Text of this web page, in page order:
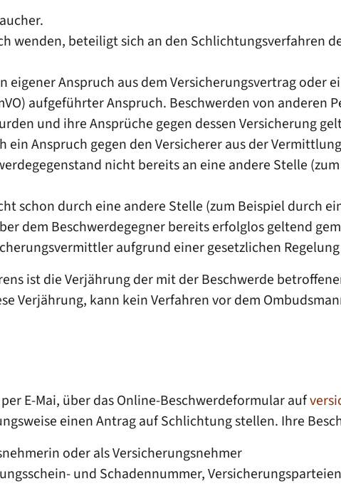
wenden, beteiligt sich an den Schlichtungsverfahren
eigener Anspruch aus dem Versicherungsvertrag oder
aufgeführter Anspruch. Beschwerden von anderen
und ihre Ansprüche gegen dessen Versicherung
ein Anspruch gegen den Versicherer aus der
nicht bereits an eine andere Stelle
schon durch eine andere Stelle (zum Beispiel durch
dem Beschwerdegegner bereits erfolglos geltend
aufgrund einer gesetzlichen
ist die Verjährung der mit der Beschwerde
Verjährung, kann kein Verfahren vor dem
E-Mai, über das Online-Beschwerdeformular auf
einen Antrag auf Schlichtung stellen. Ihre
oder als Versicherungsnehmer
und Schadennummer,